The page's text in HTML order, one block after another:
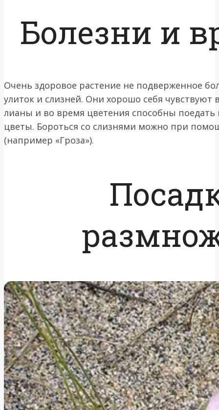
Болезни и
Очень здоровое растение не подверженное
улиток и слизней. Они хорошо себя чувствуют
лианы и во время цветения способны поедать
цветы. Бороться со слизнями можно при
(например «Гроза»).